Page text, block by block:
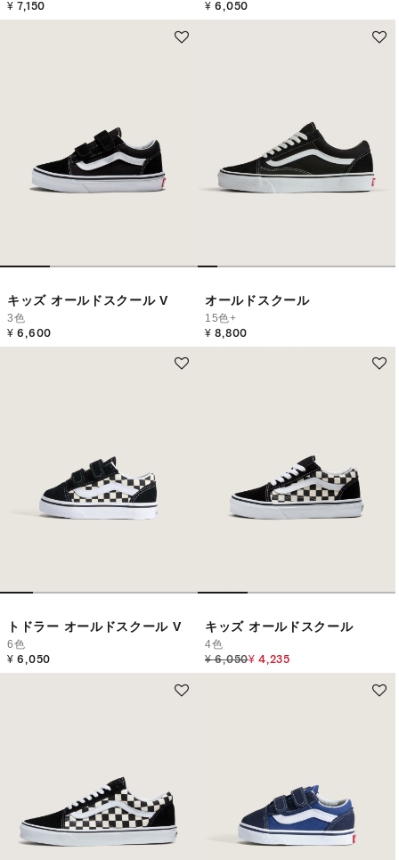
¥ 7,150 ¥ 6,050
キッズ オールドスクール V
3色
¥ 6,600
オールドスクール
15色+
¥ 8,800
トドラー オールドスクール V
6色
¥ 6,050
キッズ オールドスクール
4色
Price reduced from
¥ 6,050to
¥ 4,235